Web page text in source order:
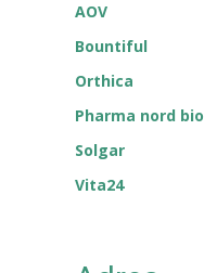
AOV
Bountiful
Orthica
Pharma nord bio
Solgar
Vita24